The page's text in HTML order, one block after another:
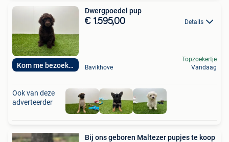
Kom me bezoeken
Dwergpoedel pup
€ 1.595,00 Details
Bavikhove
Topzoekertje
Vandaag
Ook van deze
adverteerder
Bij ons geboren Maltezer pupjes te koop